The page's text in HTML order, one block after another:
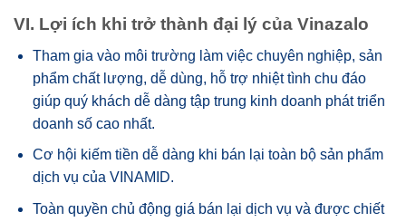
VI. Lợi ích khi trở thành đại lý của Vinazalo
Tham gia vào môi trường làm việc chuyên nghiệp, sản
phẩm chất lượng, dễ dùng, hỗ trợ nhiệt tình chu đáo
giúp quý khách dễ dàng tập trung kinh doanh phát triển
doanh số cao nhất.
Cơ hội kiếm tiền dễ dàng khi bán lại toàn bộ sản phẩm
dịch vụ của VINAMID.
Toàn quyền chủ động giá bán lại dịch vụ và được chiết